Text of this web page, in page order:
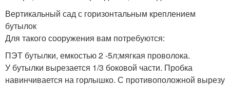
Вертикальный сад с горизонтальным креплением
бутылок
Для такого сооружения вам потребуются:
ПЭТ бутылки, емкостью 2 -5л;мягкая проволока.
У бутылки вырезается 1/3 боковой части. Пробка
навинчивается на горлышко. С противоположной вырезу